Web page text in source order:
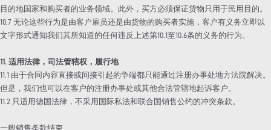
目的地国家和购买者的业务领域。此外，买方必须保证货物只用于民用目的。
10.7 无论这些行为是由客户雇员还是由货物的购买者实施，客户有义务立即以
文字形式通知我们其所知道的任何违反上述第10.1至10.6条的义务的行为。
11. 适用法律，司法管辖权，履行地
11.1 由于合同内容直接或间接引起的争端都只能通过注册办事处地方法院解决。
但是，我们也可以在客户的注册办事处或其他合法管辖地起诉客户。
11.2 只适用德国法律，不采用国际私法和联合国销售公约的冲突条款。
一般销售条款结束